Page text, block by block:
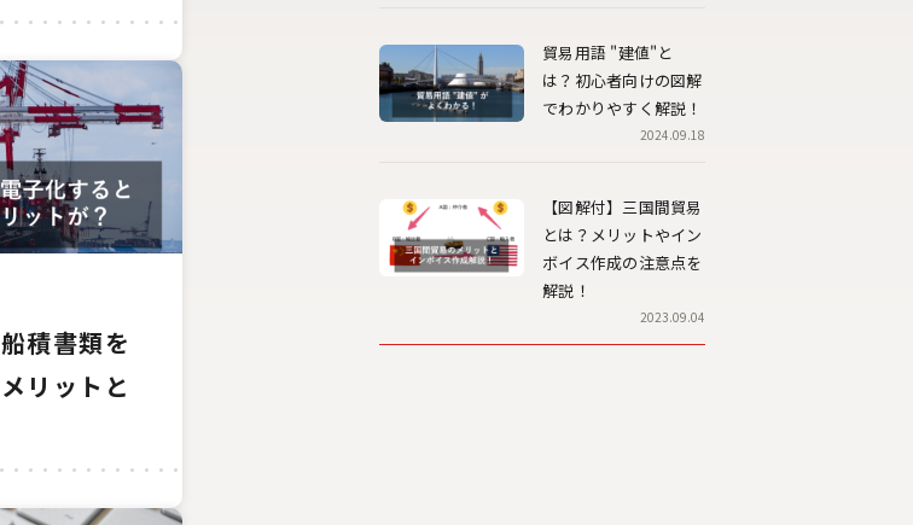
積書類を
リットと
貿易用語 "建値"と
は？初心者向けの図解
でわかりやすく解説！
2024.09.18
【図解付】三国間貿易
とは？メリットやイン
ボイス作成の注意点を
解説！
2023.09.04